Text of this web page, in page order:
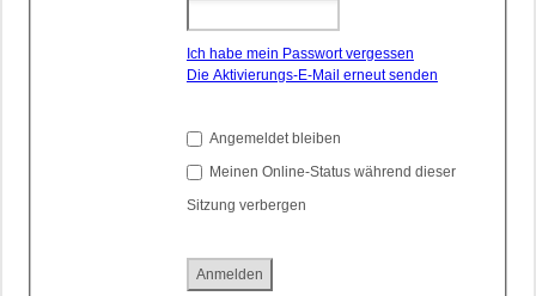
Ich habe mein Passwort vergessen
Die Aktivierungs-E-Mail erneut senden
Angemeldet bleiben
Meinen Online-Status während dieser
Sitzung verbergen